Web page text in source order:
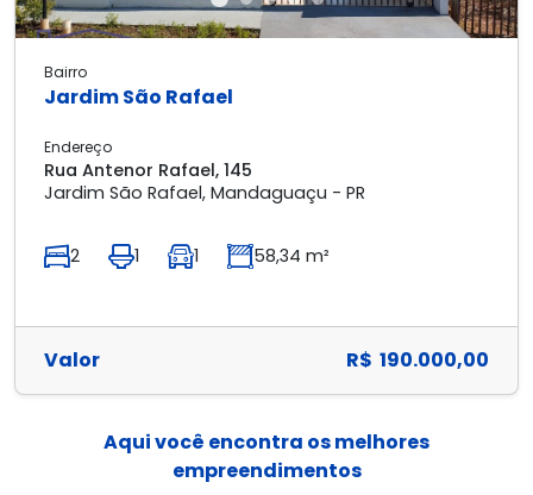
Bairro
Jardim São Rafael
Endereço
Rua Antenor Rafael, 145
Jardim São Rafael, Mandaguaçu - PR
2 1 1 58,34 m²
Valor R$ 190.000,00
Aqui você encontra os melhores
empreendimentos